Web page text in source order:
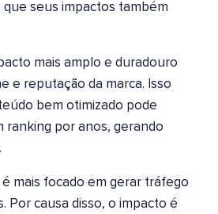
seus impactos também
mais amplo e duradouro
e reputação da marca. Isso
bem otimizado pode
ranking por anos, gerando
mais focado em gerar tráfego
Por causa disso, o impacto é